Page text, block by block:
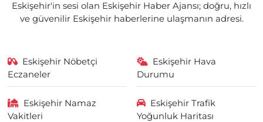
Eskişehir'in sesi olan Eskişehir Haber Ajansı; doğru, hızlı
ve güvenilir Eskişehir haberlerine ulaşmanın adresi.
Eskişehir Nöbetçi
Eczaneler
Eskişehir Hava
Durumu
Eskişehir Namaz
Vakitleri
Eskişehir Trafik
Yoğunluk Haritası